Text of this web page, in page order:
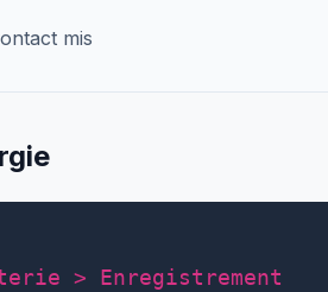
mis
> Enregistrement